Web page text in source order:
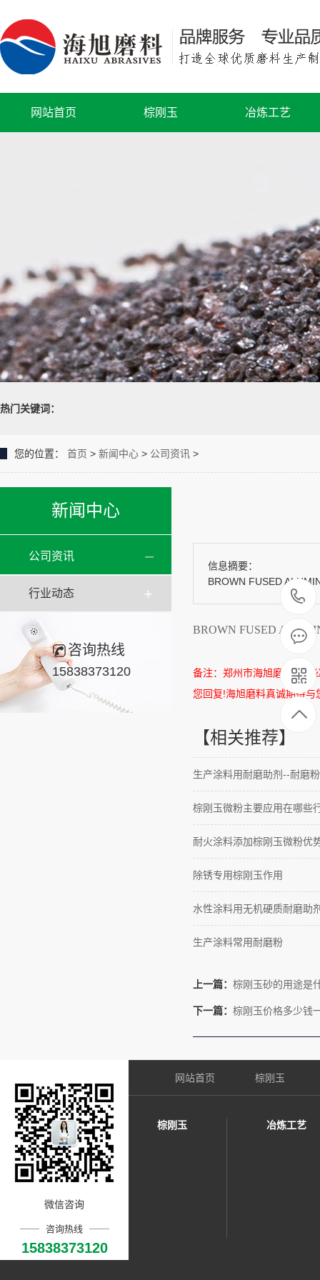
网站首页 棕刚玉 冶炼工艺
热门关键词：
您的位置： 首页 > 新闻中心 > 公司资讯 >
新闻中心
公司资讯
行业动态
咨询热线
15838373120
信息摘要：
BROWN FUSED
BROWN FUSED
备注：郑州市海旭磨料有限
您回复!海旭磨料真诚期待与
【相关推荐】
生产涂料用耐磨助剂--耐磨粉
棕刚玉微粉主要应用在哪些
耐火涂料添加棕刚玉微粉优
除锈专用棕刚玉作用
水性涂料用无机硬质耐磨助
生产涂料常用耐磨粉
上一篇： 棕刚玉砂的用途是
下一篇： 棕刚玉价格多少钱
微信咨询
咨询热线
15838373120
网站首页 棕刚玉
棕刚玉 冶炼工艺